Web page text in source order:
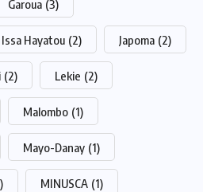
Garoua (3)
Issa Hayatou (2) Japoma (2)
(2) Lekie (2)
Malombo (1)
Mayo-Danay (1)
MINUSCA (1)